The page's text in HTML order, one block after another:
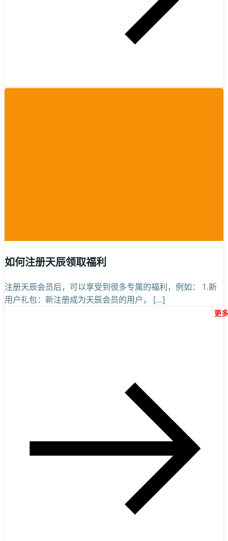
如何注册天辰领取福利
注册天辰会员后，可以享受到很多专属的福利，例如： 1.新
用户礼包：新注册成为天辰会员的用户， […]
更多